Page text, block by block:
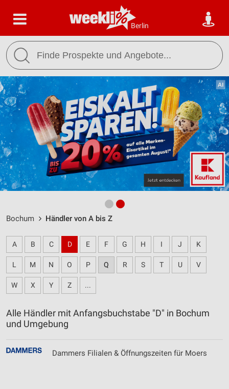
Berlin
Bochum Händler von A bis Z
A B C D E F G H I J K
L M N O P Q R S T U V
W X Y Z ...
Alle Händler mit Anfangsbuchstabe "D" in Bochum
und Umgebung
Dammers Filialen & Öffnungszeiten für Moers